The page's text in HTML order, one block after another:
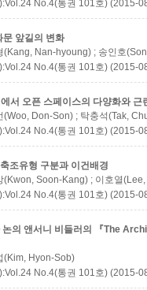
No.4(통권 101호) (2015-
앞길의 변화
(Kang, Nan-hyoung) ; 송인호
No.4(통권 101호) (2015-
서 오픈 스페이스의 다양화와 근
(Woo, Don-Son) ; 탁충석(Tak,
No.4(통권 101호) (2015-
조유형 구분과 이건배경
(Kwon, Soon-Kang) ; 이호열
No.4(통권 101호) (2015-
의 앤서니 비들러의 『The
(Kim, Hyon-Sob)
No.4(통권 101호) (2015-